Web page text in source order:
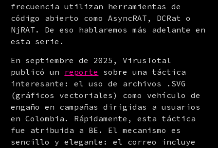
frecuencia utilizan herramientas de
código abierto como AsyncRAT, DCRat o
NjRAT. De eso hablaremos más adelante en
esta serie.
En septiembre de 2025, VirusTotal
publicó un reporte
sobre una táctica
interesante: el uso de archivos .SVG
(gráficos vectoriales) como vehículo de
engaño en campañas dirigidas a usuarios
en Colombia. Rápidamente, esta táctica
fue atribuida a BE. El mecanismo es
sencillo y elegante: el correo incluye